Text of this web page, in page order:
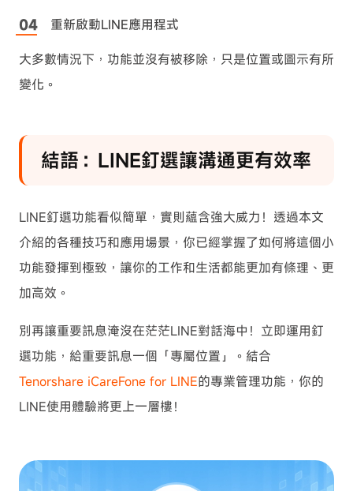
重新啟動LINE應用程式
大多數情況下，功能並沒有被移除，只是位置或圖示有所
變化。
結語：LINE釘選讓溝通更有效率
LINE釘選功能看似簡單，實則蘊含強大威力！透過本文
介紹的各種技巧和應用場景，你已經掌握了如何將這個小
功能發揮到極致，讓你的工作和生活都能更加有條理、更
加高效。
別再讓重要訊息淹沒在茫茫LINE對話海中！立即運用釘
選功能，給重要訊息一個「專屬位置」。結合
Tenorshare iCareFone for LINE的專業管理功能，你的
LINE使用體驗將更上一層樓！